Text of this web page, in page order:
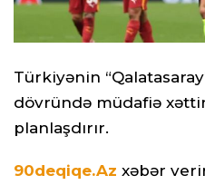
Türkiyənin
dövründə müdafiə
planlaşdırır.
90deqiqe.Az xəbər